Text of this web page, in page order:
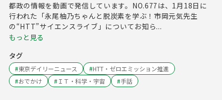
都政の情報を動画で発信しています。NO.677は、1月18日に
行われた「永尾柚乃ちゃんと脱炭素を学ぶ！市岡元気先生
の“HTT”サイエンスライブ」についてお知ら...
もっと見る
タグ
#東京デイリーニュース #HTT・ゼロエミッション推進
#おでかけ #ＩＴ・科学・宇宙 #手話